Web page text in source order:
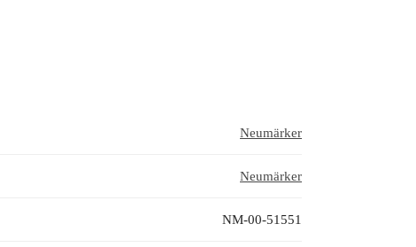
Neumärker
Neumärker
NM-00-51551